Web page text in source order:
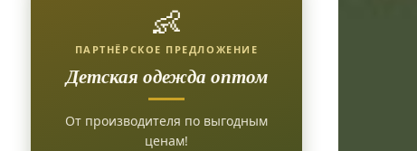
👶
ПАРТНЁРСКОЕ ПРЕДЛОЖЕНИЕ
Детская одежда оптом
От производителя по выгодным
ценам!